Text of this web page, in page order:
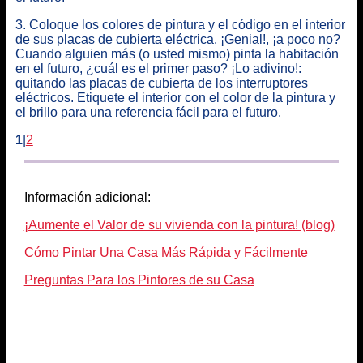
3. Coloque los colores de pintura y el código en el interior
de sus placas de cubierta eléctrica. ¡Genial!, ¡a poco no?
Cuando alguien más (o usted mismo) pinta la habitación
en el futuro, ¿cuál es el primer paso? ¡Lo adivino!:
quitando las placas de cubierta de los interruptores
eléctricos. Etiquete el interior con el color de la pintura y
el brillo para una referencia fácil para el futuro.
1| 2
Información adicional:
¡Aumente el Valor de su vivienda con la pintura! (blog)
Cómo Pintar Una Casa Más Rápida y Fácilmente
Preguntas Para los Pintores de su Casa